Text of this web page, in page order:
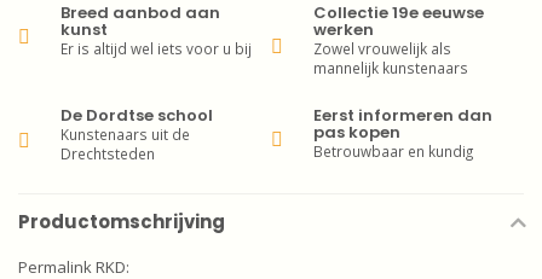
Breed aanbod aan
kunst
Er is altijd wel iets voor u bij
Collectie 19e eeuwse
werken
Zowel vrouwelijk als
mannelijk kunstenaars
De Dordtse school
Kunstenaars uit de
Drechtsteden
Eerst informeren dan
pas kopen
Betrouwbaar en kundig
Productomschrijving
Permalink RKD: